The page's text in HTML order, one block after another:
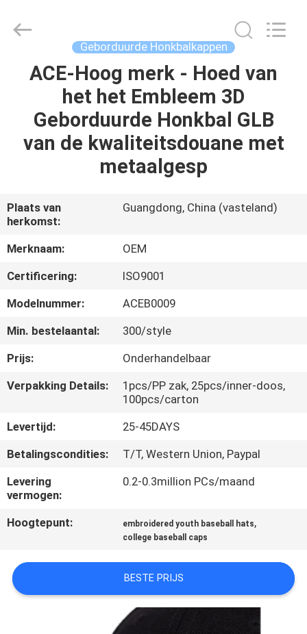
HUIS
PRODUCTEN
FABRIEKSREIS
KWALITEITSCONTROLE
CONTACTEER
ONS
NIEUWS
GEVALLEN
PRIVACY
POLICY
Geborduurde Honkbalkappen
ACE-Hoog merk - Hoed van
het het Embleem 3D
Geborduurde Honkbal GLB
van de kwaliteitsdouane met
metaalgesp
Plaats van
herkomst:
Guangdong, China (vasteland)
Merknaam:
OEM
Certificering:
ISO9001
Modelnummer:
ACEB0009
Min. bestelaantal:
300/style
Prijs:
Onderhandelbaar
Verpakking Details:
1pcs/PP zak, 25pcs/inner-doos,
100pcs/carton
Levertijd:
25-45DAYS
Betalingscondities:
T/T, Western Union, Paypal
Levering
vermogen:
0.2-0.3million PCs/maand
Hoogtepunt: embroidered youth baseball hats,
college baseball caps
BESTE PRIJS